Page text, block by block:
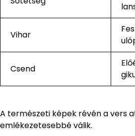
Vihar
Csend
A természeti képek révén a vers
emlékezetesebbé válik.